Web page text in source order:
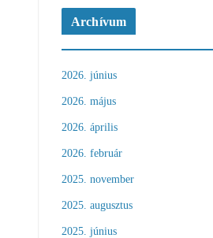
Archívum
2026. június
2026. május
2026. április
2026. február
2025. november
2025. augusztus
2025. június